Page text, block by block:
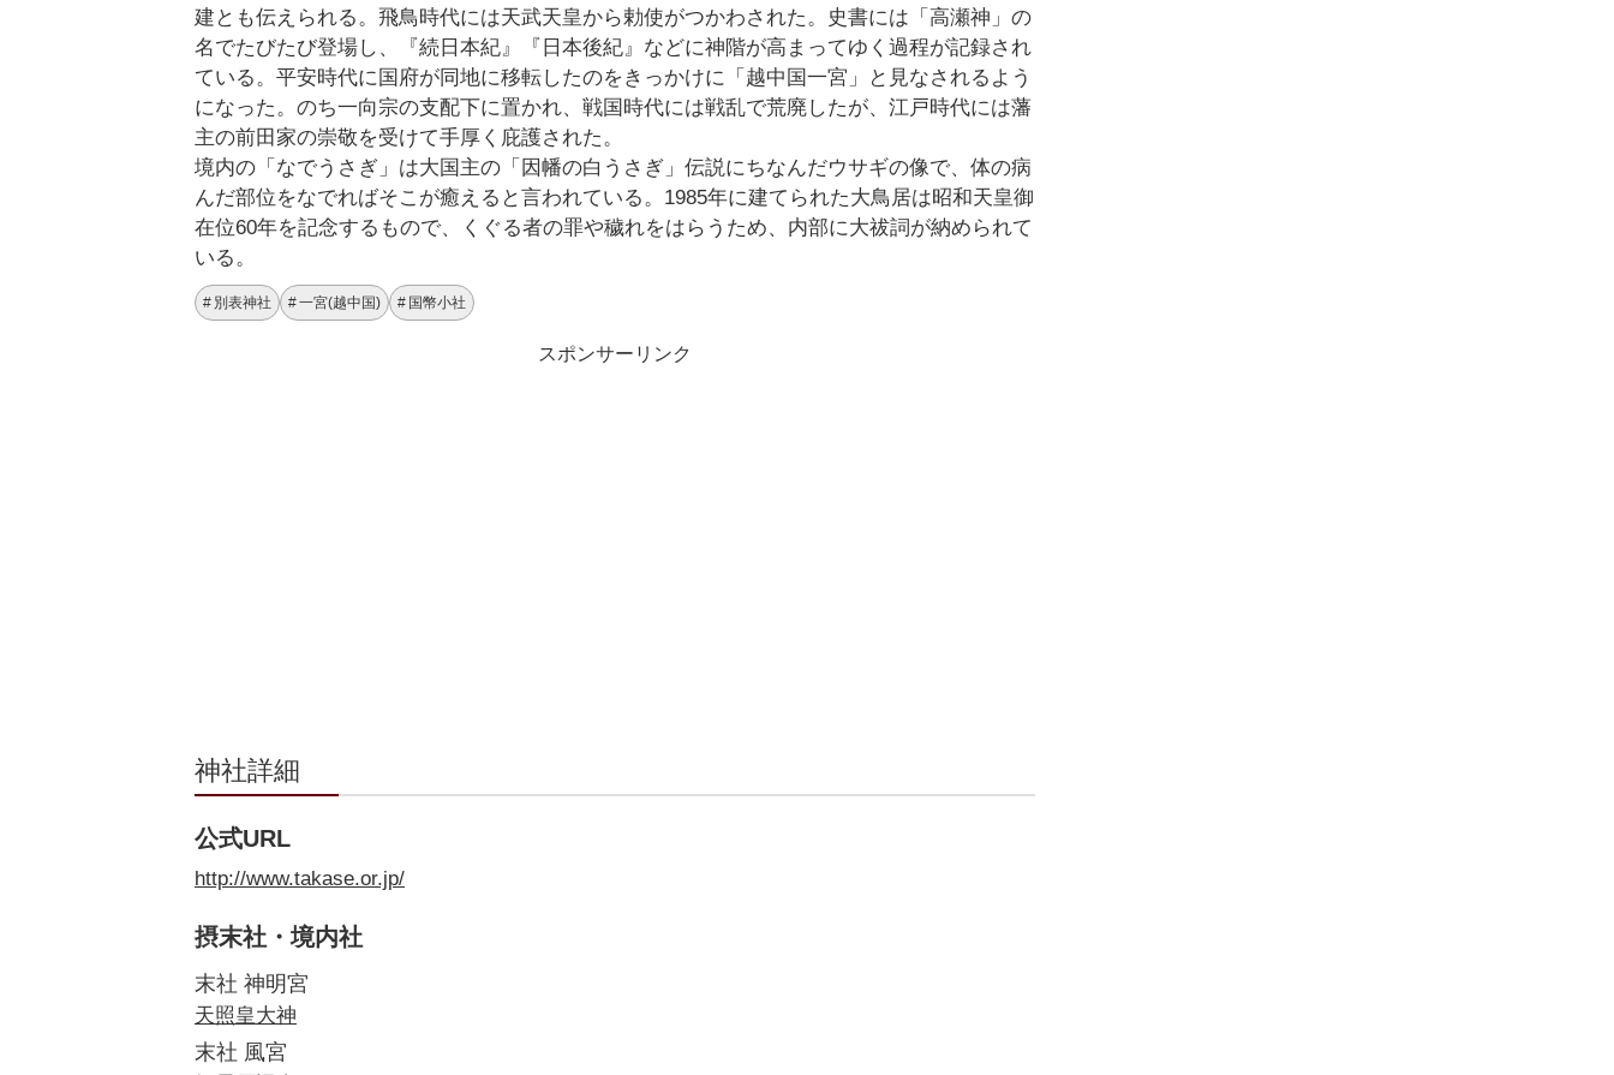
建とも伝えられる。飛鳥時代には天武天皇から勅使がつかわされた。史書には「高瀬神」の
名でたびたび登場し、『続日本紀』『日本後紀』などに神階が高まってゆく過程が記録され
ている。平安時代に国府が同地に移転したのをきっかけに「越中国一宮」と見なされるよう
になった。のち一向宗の支配下に置かれ、戦国時代には戦乱で荒廃したが、江戸時代には藩
主の前田家の崇敬を受けて手厚く庇護された。
境内の「なでうさぎ」は大国主の「因幡の白うさぎ」伝説にちなんだウサギの像で、体の病
んだ部位をなでればそこが癒えると言われている。1985年に建てられた大鳥居は昭和天皇御
在位60年を記念するもので、くぐる者の罪や穢れをはらうため、内部に大祓詞が納められて
いる。
別表神社 一宮(越中国) 国幣小社
スポンサーリンク
神社詳細
公式URL
http://www.takase.or.jp/
摂末社・境内社
末社 神明宮
天照皇大神
末社 風宮